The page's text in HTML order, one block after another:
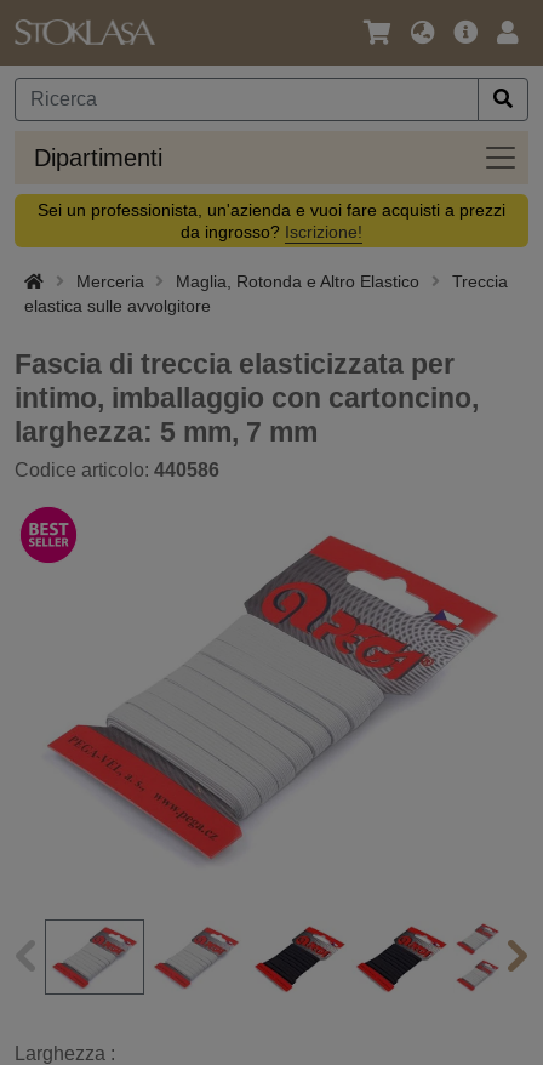
Lingua
Valuta
Offerta
Dipartimenti
Sei un professionista, un'azienda e vuoi fare acquisti a prezzi
da ingrosso? Iscrizione!
Merceria Maglia, Rotonda e Altro Elastico
Treccia
elastica sulle avvolgitore
Fascia di treccia elasticizzata per
intimo, imballaggio con cartoncino,
larghezza: 5 mm, 7 mm
Codice articolo: 440586
Larghezza :